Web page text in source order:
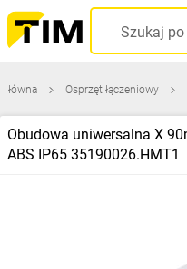
Osprzęt łączeniowy
Obudowa uniwersalna X
ABS IP65 35190026.HMT1